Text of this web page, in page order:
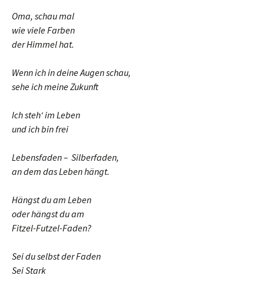
Oma, schau mal
wie viele Farben
der Himmel hat.
Wenn ich in deine Augen schau,
sehe ich meine Zukunft
Ich steh‘ im Leben
und ich bin frei
Lebensfaden – Silberfaden,
an dem das Leben hängt.
Hängst du am Leben
oder hängst du am
Fitzel-Futzel-Faden?
Sei du selbst der Faden
Sei Stark